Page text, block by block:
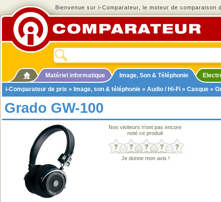
Bienvenue sur i-Comparateur, le moteur de comparaison
Matériel informatique Image, Son & Téléphonie
i-Comparateur de prix » Image, son & téléphonie » Audio / Hi-Fi » Casque »
Grado GW-100
Nos visiteurs n'ont pas encore
noté ce produit
Je donne mon avis !